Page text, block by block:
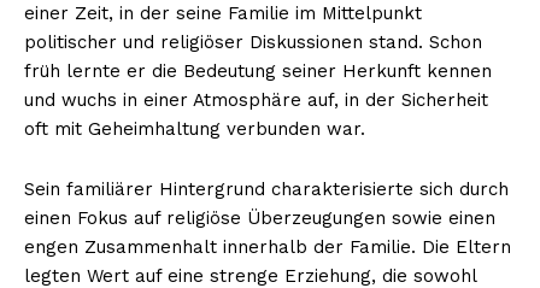
einer Zeit, in der seine Familie im Mittelpunkt
politischer und religiöser Diskussionen stand. Schon
früh lernte er die Bedeutung seiner Herkunft kennen
und wuchs in einer Atmosphäre auf, in der Sicherheit
oft mit Geheimhaltung verbunden war.
Sein familiärer Hintergrund charakterisierte sich durch
einen Fokus auf religiöse Überzeugungen sowie einen
engen Zusammenhalt innerhalb der Familie. Die Eltern
legten Wert auf eine strenge Erziehung, die sowohl